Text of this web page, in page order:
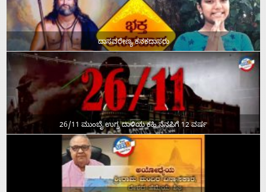
ದಾಸವರೇಣ್ಯ ಕನಕದಾಸರು
26/11 ಮುಂಬೈ ಉಗ್ರ ದಾಳಿಯ ಕಹಿ ನೆನಪಿಗೆ 12 ವರ್ಷ